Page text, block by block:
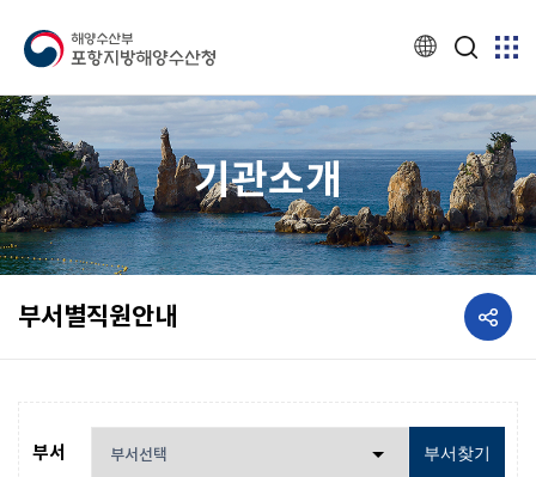
기관소개
부서별직원안내 공유하기
부서 부서찾기